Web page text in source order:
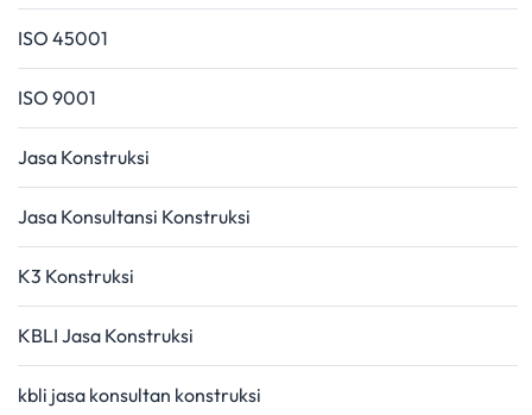
ISO 45001
ISO 9001
Jasa Konstruksi
Jasa Konsultansi Konstruksi
K3 Konstruksi
KBLI Jasa Konstruksi
kbli jasa konsultan konstruksi